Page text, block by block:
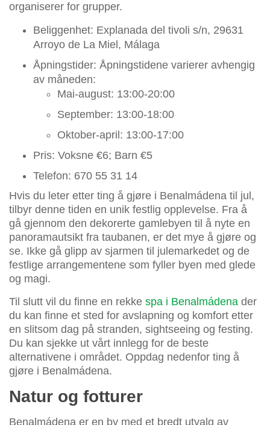
organiserer for grupper.
Beliggenhet: Explanada del tivoli s/n, 29631
Arroyo de La Miel, Málaga
Åpningstider: Åpningstidene varierer avhengig
av måneden:
Mai-august: 13:00-20:00
September: 13:00-18:00
Oktober-april: 13:00-17:00
Pris: Voksne €6; Barn €5
Telefon: 670 55 31 14
Hvis du leter etter ting å gjøre i Benalmádena til jul,
tilbyr denne tiden en unik festlig opplevelse. Fra å
gå gjennom den dekorerte gamlebyen til å nyte en
panoramautsikt fra taubanen, er det mye å gjøre og
se. Ikke gå glipp av sjarmen til julemarkedet og de
festlige arrangementene som fyller byen med glede
og magi.
Til slutt vil du finne en rekke spa i Benalmádena der
du kan finne et sted for avslapning og komfort etter
en slitsom dag på stranden, sightseeing og festing.
Du kan sjekke ut vårt innlegg for de beste
alternativene i området. Oppdag nedenfor ting å
gjøre i Benalmádena.
Natur og fotturer
Benalmádena er en by med et bredt utvalg av